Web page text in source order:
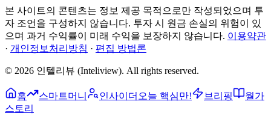
본 사이트의 콘텐츠는 정보 제공 목적으로만 작성되었으며 투
자 조언을 구성하지 않습니다. 투자 시 원금 손실의 위험이 있
으며 과거 수익률이 미래 수익을 보장하지 않습니다. 이용약관
· 개인정보처리방침 · 편집 방법론
© 2026 인텔리뷰 (Inteliview). All rights reserved.
홈 스마트머니 인사이더 오늘 핵심만! 브리핑
월가
스토리